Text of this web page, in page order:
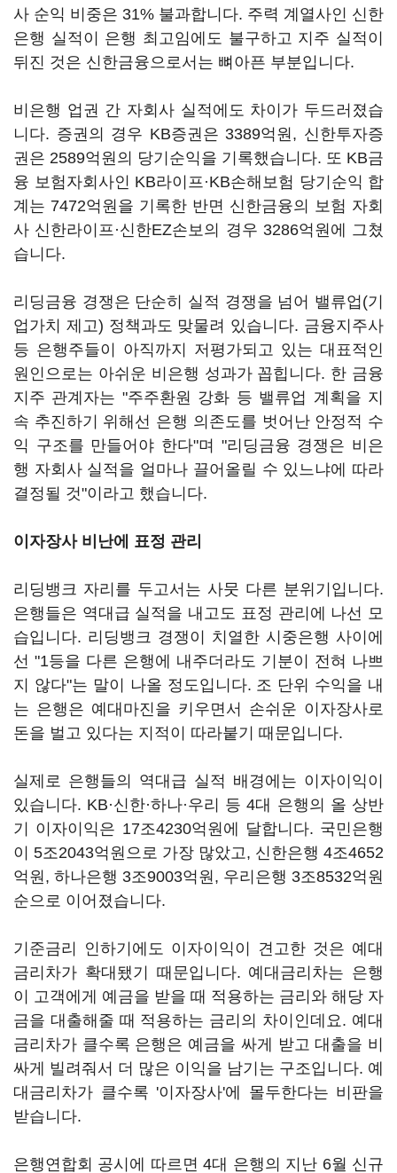
사 순익 비중은 31% 불과합니다. 주력 계열사인 신한
은행 실적이 은행 최고임에도 불구하고 지주 실적이
뒤진 것은 신한금융으로서는 뼈아픈 부분입니다.
비은행 업권 간 자회사 실적에도 차이가 두드러졌습
니다. 증권의 경우 KB증권은 3389억원, 신한투자증
권은 2589억원의 당기순익을 기록했습니다. 또 KB금
융 보험자회사인 KB라이프·KB손해보험 당기순익 합
계는 7472억원을 기록한 반면 신한금융의 보험 자회
사 신한라이프·신한EZ손보의 경우 3286억원에 그쳤
습니다.
리딩금융 경쟁은 단순히 실적 경쟁을 넘어 밸류업(기
업가치 제고) 정책과도 맞물려 있습니다. 금융지주사
등 은행주들이 아직까지 저평가되고 있는 대표적인
원인으로는 아쉬운 비은행 성과가 꼽힙니다. 한 금융
지주 관계자는 "주주환원 강화 등 밸류업 계획을 지
속 추진하기 위해선 은행 의존도를 벗어난 안정적 수
익 구조를 만들어야 한다"며 "리딩금융 경쟁은 비은
행 자회사 실적을 얼마나 끌어올릴 수 있느냐에 따라
결정될 것"이라고 했습니다.
이자장사 비난에 표정 관리
리딩뱅크 자리를 두고서는 사뭇 다른 분위기입니다.
은행들은 역대급 실적을 내고도 표정 관리에 나선 모
습입니다. 리딩뱅크 경쟁이 치열한 시중은행 사이에
선 "1등을 다른 은행에 내주더라도 기분이 전혀 나쁘
지 않다"는 말이 나올 정도입니다. 조 단위 수익을 내
는 은행은 예대마진을 키우면서 손쉬운 이자장사로
돈을 벌고 있다는 지적이 따라붙기 때문입니다.
실제로 은행들의 역대급 실적 배경에는 이자이익이
있습니다. KB·신한·하나·우리 등 4대 은행의 올 상반
기 이자이익은 17조4230억원에 달합니다. 국민은행
이 5조2043억원으로 가장 많았고, 신한은행 4조4652
억원, 하나은행 3조9003억원, 우리은행 3조8532억원
순으로 이어졌습니다.
기준금리 인하기에도 이자이익이 견고한 것은 예대
금리차가 확대됐기 때문입니다. 예대금리차는 은행
이 고객에게 예금을 받을 때 적용하는 금리와 해당 자
금을 대출해줄 때 적용하는 금리의 차이인데요. 예대
금리차가 클수록 은행은 예금을 싸게 받고 대출을 비
싸게 빌려줘서 더 많은 이익을 남기는 구조입니다. 예
대금리차가 클수록 '이자장사'에 몰두한다는 비판을
받습니다.
은행연합회 공시에 따르면 4대 은행의 지난 6월 신규